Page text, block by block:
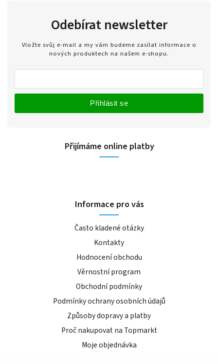
Odebírat newsletter
Vložte svůj e-mail a my vám budeme zasílat informace o
nových produktech na našem e-shopu.
Přihlásit se
Přijímáme online platby
Informace pro vás
Často kladené otázky
Kontakty
Hodnocení obchodu
Věrnostní program
Obchodní podmínky
Podmínky ochrany osobních údajů
Způsoby dopravy a platby
Proč nakupovat na Topmarkt
Moje objednávka